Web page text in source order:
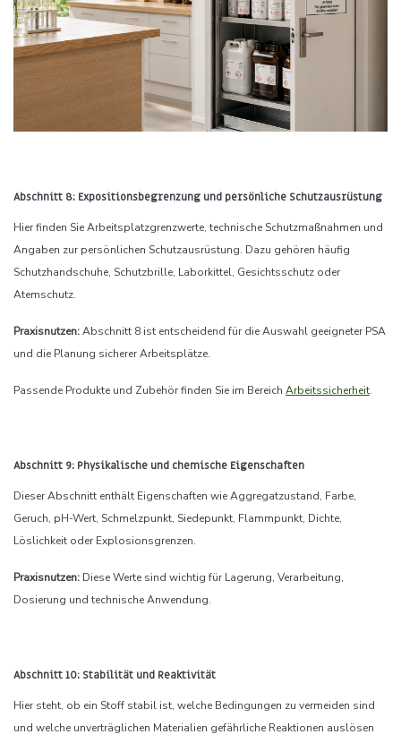
Abschnitt 8: Expositionsbegrenzung und persönliche Schutzausrüstung
Hier finden Sie Arbeitsplatzgrenzwerte, technische Schutzmaßnahmen und
Angaben zur persönlichen Schutzausrüstung. Dazu gehören häufig
Schutzhandschuhe, Schutzbrille, Laborkittel, Gesichtsschutz oder
Atemschutz.
Praxisnutzen:Abschnitt 8 ist entscheidend für die Auswahl geeigneter PSA
und die Planung sicherer Arbeitsplätze.
Passende Produkte und Zubehör finden Sie im Bereich Arbeitssicherheit.
Abschnitt 9: Physikalische und chemische Eigenschaften
Dieser Abschnitt enthält Eigenschaften wie Aggregatzustand, Farbe,
Geruch, pH-Wert, Schmelzpunkt, Siedepunkt, Flammpunkt, Dichte,
Löslichkeit oder Explosionsgrenzen.
Praxisnutzen: Diese Werte sind wichtig für Lagerung, Verarbeitung,
Dosierung und technische Anwendung.
Abschnitt 10: Stabilität und Reaktivität
Hier steht, ob ein Stoff stabil ist, welche Bedingungen zu vermeiden sind
und welche unverträglichen Materialien gefährliche Reaktionen auslösen